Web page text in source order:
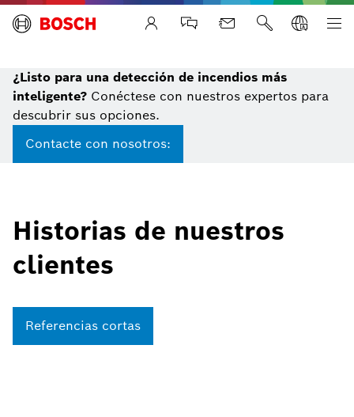
Life Safety Systems
¿Listo para una detección de incendios más
inteligente? Conéctese con nuestros expertos para
descubrir sus opciones.
Contacte con nosotros:
Historias de nuestros
clientes
Referencias cortas